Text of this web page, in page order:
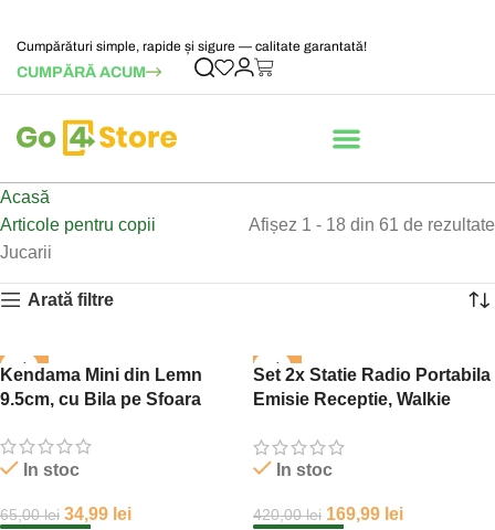
Cumpărături simple, rapide și sigure — calitate garantată!
CUMPĂRĂ ACUM
Acasă
Articole pentru copii
Jucarii
Afișez 1 - 18 din 61 de rezultate
Arată filtre
-46%
Kendama Mini din Lemn
9.5cm, cu Bila pe Sfoara
In stoc
65,00lei 34,99 lei
-60%
Set 2x Statie Radio Portabila
Emisie Receptie, Walkie
In stoc
420,00lei 169,99 lei